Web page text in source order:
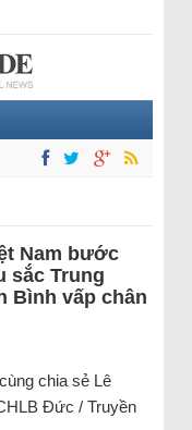
Nam bước
sắc Trung
Bình vấp chân
chia sẻ Lê
Đức / Truyền